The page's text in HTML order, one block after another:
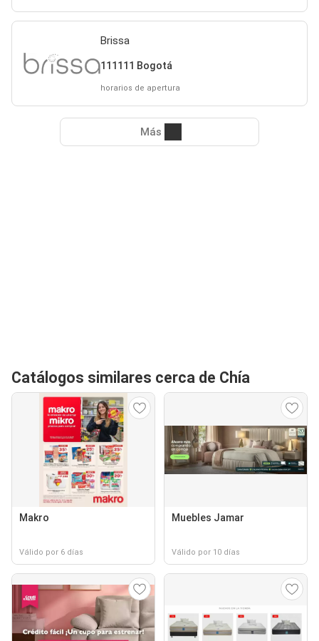
Brissa
111111 Bogotá
horarios de apertura
Más
Catálogos similares cerca de Chía
Makro
Válido por 6 días
Muebles Jamar
Válido por 10 días